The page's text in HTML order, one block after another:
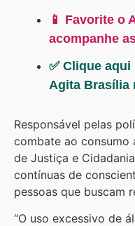
📱 Favorite o
acompanhe
✅ Clique
Agita Brasília
Responsável pelas
combate ao consumo
de Justiça e
contínuas de
pessoas que buscam
“O uso excessivo de